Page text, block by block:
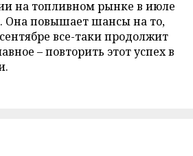
на топливном рынке в июле
Она повышает шансы на то,
все-таки продолжит
– повторить этот успех в